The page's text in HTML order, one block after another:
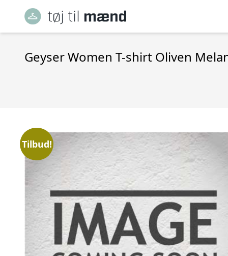
Geyser Women T-shirt Oliven
Tilbud!